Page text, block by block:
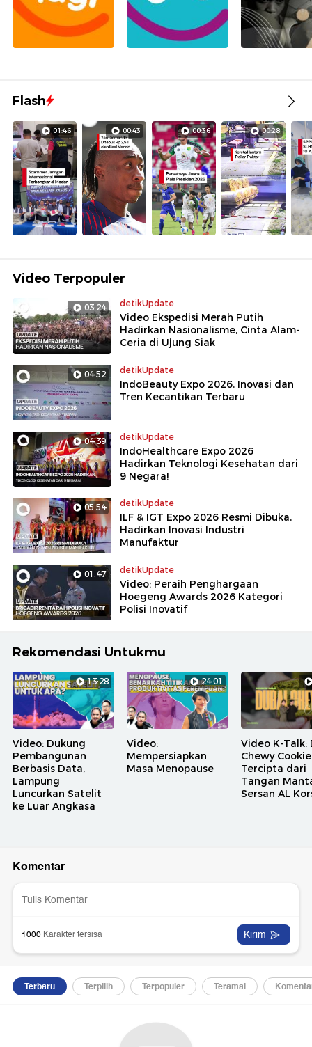
Flash
01:46 00:43 00:36 00:28
Video Terpopuler
03:24 detikUpdate
Video Ekspedisi Merah Putih
Hadirkan Nasionalisme, Cinta Alam-
Ceria di Ujung Siak
04:52 detikUpdate
IndoBeauty Expo 2026, Inovasi dan
Tren Kecantikan Terbaru
04:39 detikUpdate
IndoHealthcare Expo 2026
Hadirkan Teknologi Kesehatan dari
9 Negara!
05:54 detikUpdate
ILF & IGT Expo 2026 Resmi Dibuka,
Hadirkan Inovasi Industri
Manufaktur
01:47 detikUpdate
Video: Peraih Penghargaan
Hoegeng Awards 2026 Kategori
Polisi Inovatif
Rekomendasi Untukmu
13:28
Video: Dukung
Pembangunan
Berbasis Data,
Lampung
Luncurkan Satelit
ke Luar Angkasa
24:01
Video:
Mempersiapkan
Masa Menopause
Video K-Talk:
Chewy Cookie
Tercipta dari
Tangan
Sersan AL